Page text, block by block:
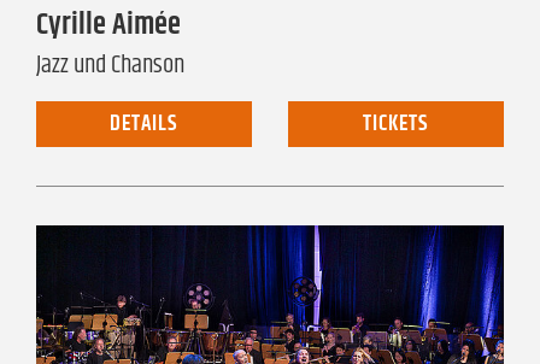
Cyrille Aimée
Jazz und Chanson
DETAILS TICKETS